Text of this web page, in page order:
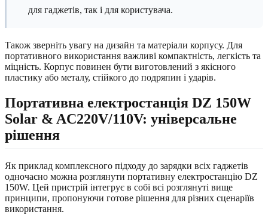
для гаджетів, так і для користувача.
Також зверніть увагу на дизайн та матеріали корпусу. Для
портативного використання важливі компактність, легкість та
міцність. Корпус повинен бути виготовлений з якісного
пластику або металу, стійкого до подряпин і ударів.
Портативна електростанція DZ 150W
Solar & AC220V/110V: універсальне
рішення
Як приклад комплексного підходу до зарядки всіх гаджетів
одночасно можна розглянути портативну електростанцію DZ
150W. Цей пристрій інтегрує в собі всі розглянуті вище
принципи, пропонуючи готове рішення для різних сценаріїв
використання.